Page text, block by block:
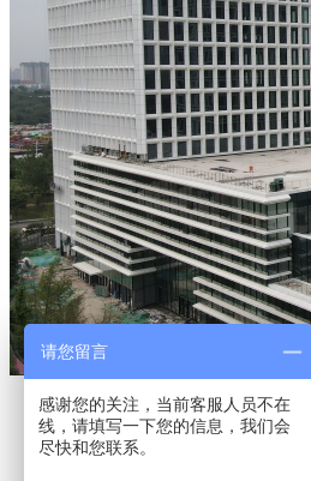
上一篇：已经没有了
下一篇：都江堰蜂窝板
请您留言
感谢您的关注，当前客服人员不在
线，请填写一下您的信息，我们会
尽快和您联系。